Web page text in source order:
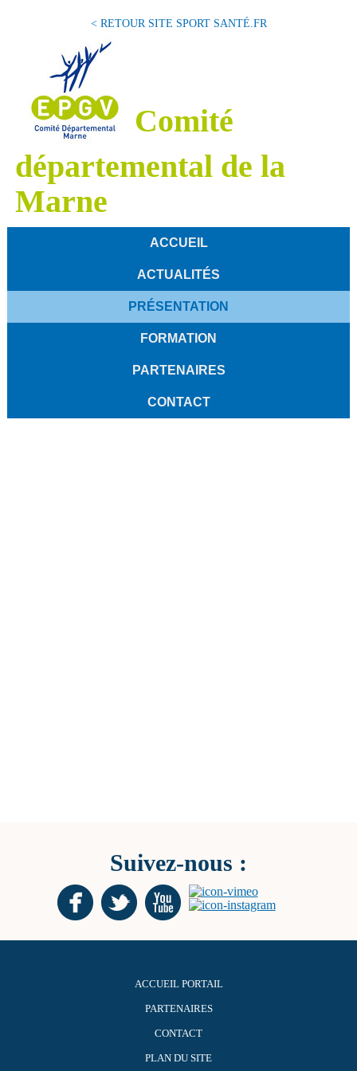
< RETOUR SITE SPORT SANTÉ.FR
Comité
départemental de la
Marne
ACCUEIL
ACTUALITÉS
PRÉSENTATION
FORMATION
PARTENAIRES
CONTACT
Suivez-nous :
ACCUEIL PORTAIL
PARTENAIRES
CONTACT
PLAN DU SITE